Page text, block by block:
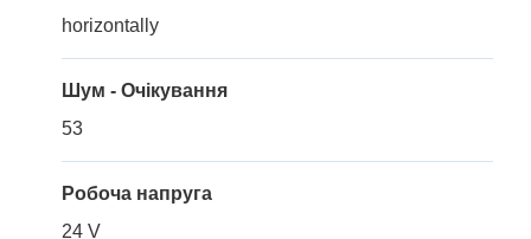
horizontally
Шум - Очікування
53
Робоча напруга
24 V